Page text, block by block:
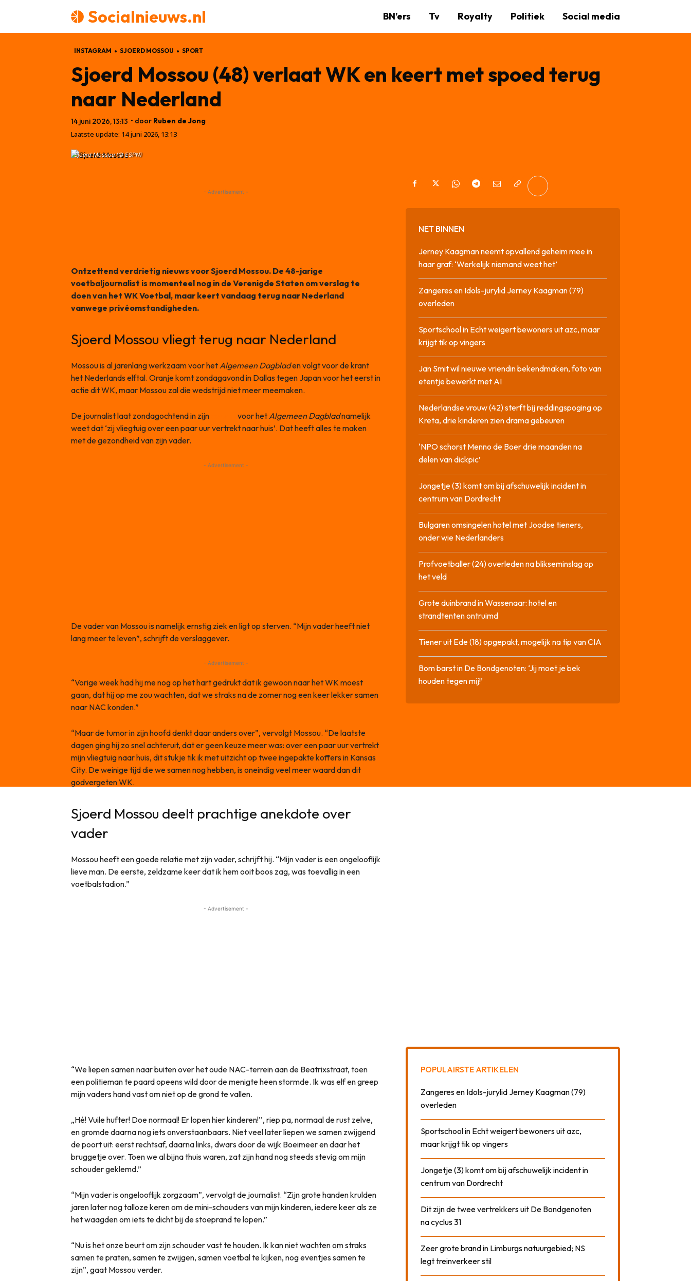
Socialnieuws.nl BN’ers Tv Royalty Politiek Social media
INSTAGRAM SJOERD MOSSOU SPORT
Sjoerd Mossou (48) verlaat WK en keert met spoed terug
naar Nederland
14 juni 2026, 13:13 • door Ruben de Jong
Laatste update: 14 juni 2026, 13:13
Sjoerd Mossou (© ESPN)
- Advertisement -
Ontzettend verdrietig nieuws voor Sjoerd Mossou. De 48-jarige
voetbaljournalist is momenteel nog in de Verenigde Staten om verslag te
doen van het WK Voetbal, maar keert vandaag terug naar Nederland
vanwege privéomstandigheden.
Sjoerd Mossou vliegt terug naar Nederland
Mossou is al jarenlang werkzaam voor het Algemeen Dagbladen volgt voor de krant
het Nederlands elftal. Oranje komt zondagavond in Dallas tegen Japan voor het eerst in
actie dit WK, maar Mossou zal die wedstrijd niet meer meemaken.
De journalist laat zondagochtend in zijn voor het Algemeen Dagbladnamelijk
weet dat ‘zij vliegtuig over een paar uur vertrekt naar huis’. Dat heeft alles te maken
met de gezondheid van zijn vader.
- Advertisement -
De vader van Mossou is namelijk ernstig ziek en ligt op sterven. “Mijn vader heeft niet
lang meer te leven”, schrijft de verslaggever.
- Advertisement -
“Vorige week had hij me nog op het hart gedrukt dat ik gewoon naar het WK moest
gaan, dat hij op me zou wachten, dat we straks na de zomer nog een keer lekker samen
naar NAC konden.”
“Maar de tumor in zijn hoofd denkt daar anders over”, vervolgt Mossou. “De laatste
dagen ging hij zo snel achteruit, dat er geen keuze meer was: over een paar uur vertrekt
mijn vliegtuig naar huis, dit stukje tik ik met uitzicht op twee ingepakte koffers in Kansas
City. De weinige tijd die we samen nog hebben, is oneindig veel meer waard dan dit
godvergeten WK.
Sjoerd Mossou deelt prachtige anekdote over
vader
Mossou heeft een goede relatie met zijn vader, schrijft hij. “Mijn vader is een ongelooflijk
lieve man. De eerste, zeldzame keer dat ik hem ooit boos zag, was toevallig in een
voetbalstadion.”
- Advertisement -
“We liepen samen naar buiten over het oude NAC-terrein aan de Beatrixstraat, toen
een politieman te paard opeens wild door de menigte heen stormde. Ik was elf en greep
mijn vaders hand vast om niet op de grond te vallen.
„Hé! Vuile hufter! Doe normaal! Er lopen hier kinderen!’’, riep pa, normaal de rust zelve,
en gromde daarna nog iets onverstaanbaars. Niet veel later liepen we samen zwijgend
de poort uit: eerst rechtsaf, daarna links, dwars door de wijk Boeimeer en daar het
bruggetje over. Toen we al bijna thuis waren, zat zijn hand nog steeds stevig om mijn
schouder geklemd.”
“Mijn vader is ongelooflijk zorgzaam”, vervolgt de journalist. “Zijn grote handen krulden
jaren later nog talloze keren om de mini-schouders van mijn kinderen, iedere keer als ze
het waagden om iets te dicht bij de stoeprand te lopen.”
“Nu is het onze beurt om zijn schouder vast te houden. Ik kan niet wachten om straks
samen te praten, samen te zwijgen, samen voetbal te kijken, nog eventjes samen te
zijn”, gaat Mossou verder.
NET BINNEN
Jerney Kaagman neemt opvallend geheim mee in
haar graf: ‘Werkelijk niemand weet het’
Zangeres en Idols-jurylid Jerney Kaagman (79)
overleden
Sportschool in Echt weigert bewoners uit azc, maar
krijgt tik op vingers
Jan Smit wil nieuwe vriendin bekendmaken, foto van
etentje bewerkt met AI
Nederlandse vrouw (42) sterft bij reddingspoging op
Kreta, drie kinderen zien drama gebeuren
‘NPO schorst Menno de Boer drie maanden na
delen van dickpic’
Jongetje (3) komt om bij afschuwelijk incident in
centrum van Dordrecht
Bulgaren omsingelen hotel met Joodse tieners,
onder wie Nederlanders
Profvoetballer (24) overleden na blikseminslag op
het veld
Grote duinbrand in Wassenaar: hotel en
strandtenten ontruimd
Tiener uit Ede (18) opgepakt, mogelijk na tip van CIA
Bom barst in De Bondgenoten: ‘Jij moet je bek
houden tegen mij!’
POPULAIRSTE ARTIKELEN
Zangeres en Idols-jurylid Jerney Kaagman (79)
overleden
Sportschool in Echt weigert bewoners uit azc,
maar krijgt tik op vingers
Jongetje (3) komt om bij afschuwelijk incident in
centrum van Dordrecht
Dit zijn de twee vertrekkers uit De Bondgenoten
na cyclus 31
Zeer grote brand in Limburgs natuurgebied; NS
legt treinverkeer stil